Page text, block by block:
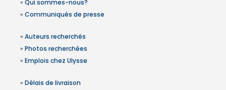
» Qui sommes-nous?
» Communiqués de presse
» Auteurs recherchés
» Photos recherchées
» Emplois chez Ulysse
» Délais de livraison